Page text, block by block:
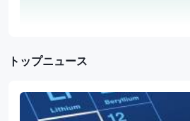
Securities Board of Nepal
Vanuatu Financial Services Commission
Australia Securities & Investment Commission
トップニュース